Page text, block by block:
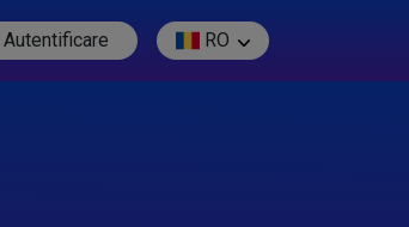
Autentificare RO